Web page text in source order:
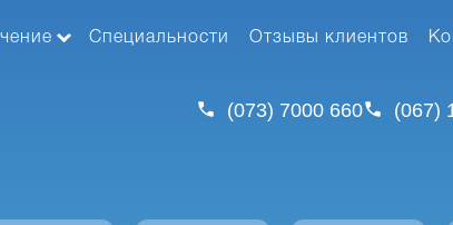
Специальности Отзывы клиентов
(073) 7000 660 (067)